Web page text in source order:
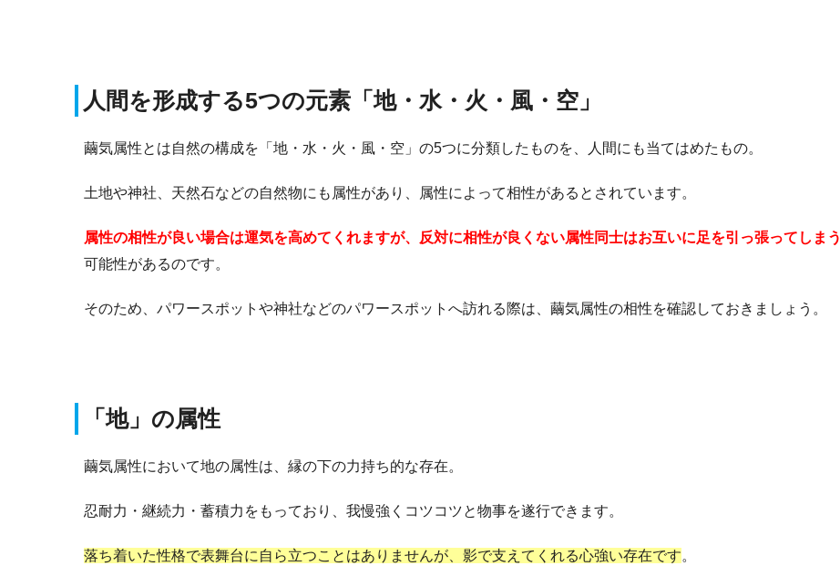
人間を形成する5つの元素「地・水・火・風・空」
繭気属性とは自然の構成を「地・水・火・風・空」の5つに分類したものを、人間にも当てはめたもの。
土地や神社、天然石などの自然物にも属性があり、属性によって相性があるとされています。
属性の相性が良い場合は運気を高めてくれますが、反対に相性が良くない属性同士はお互いに足を引っ張ってしまう
可能性があるのです。
そのため、パワースポットや神社などのパワースポットへ訪れる際は、繭気属性の相性を確認しておきましょう。
「地」の属性
繭気属性において地の属性は、縁の下の力持ち的な存在。
忍耐力・継続力・蓄積力をもっており、我慢強くコツコツと物事を遂行できます。
落ち着いた性格で表舞台に自ら立つことはありませんが、影で支えてくれる心強い存在です。